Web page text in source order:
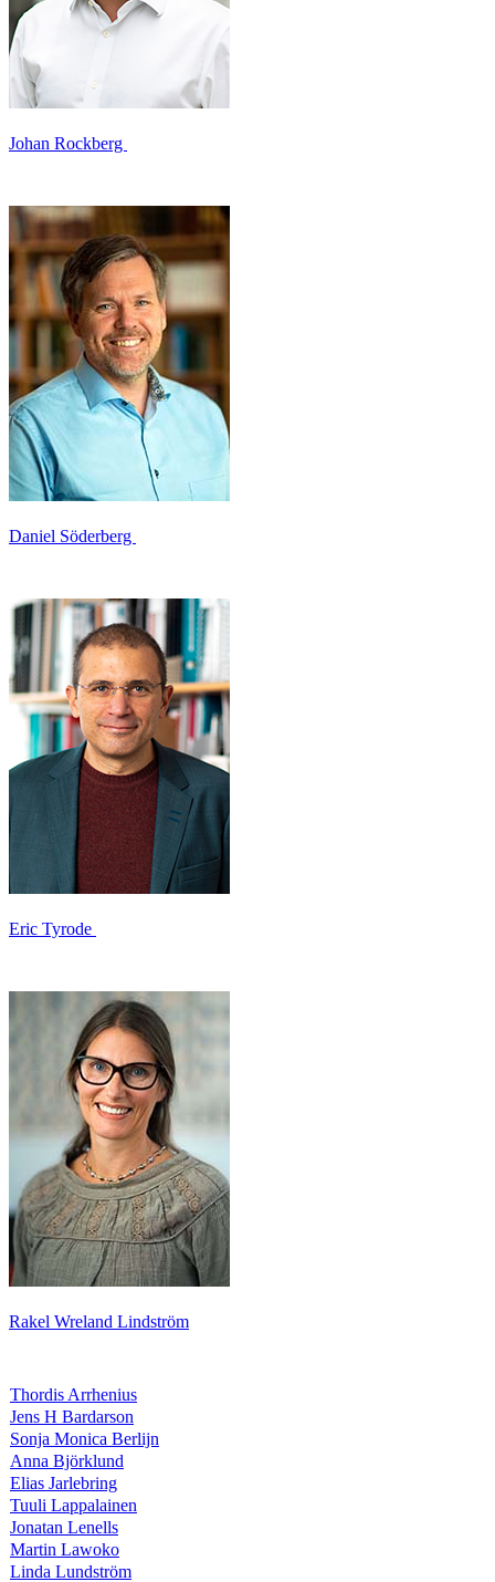
Johan Rockberg
Daniel Söderberg
Eric Tyrode
Rakel Wreland Lindström
Thordis Arrhenius
Jens H Bardarson
Sonja Monica Berlijn
Anna Björklund
Elias Jarlebring
Tuuli Lappalainen
Jonatan Lenells
Martin Lawoko
Linda Lundström